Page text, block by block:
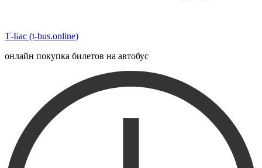
Т-Бас (t-bus.online)
онлайн покупка билетов на автобус